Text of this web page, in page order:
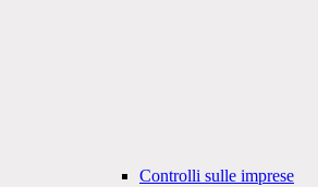
Controlli sulle imprese